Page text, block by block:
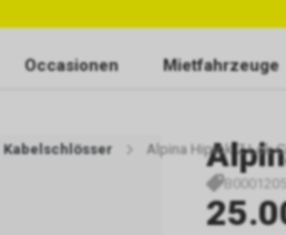
Occasionen Mietfahrzeuge
Kabelschlösser Alpina Hiplok Z Lok